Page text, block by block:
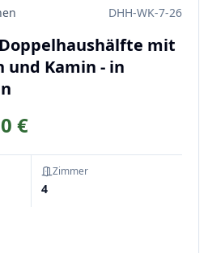
DHH-WK-7-26
mit
und Kamin - in
€
Zimmer
4